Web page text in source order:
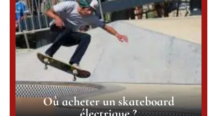
Où acheter un skateboard